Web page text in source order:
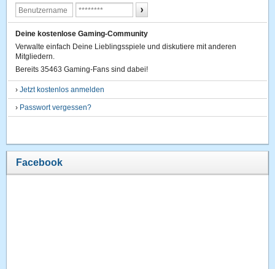
Deine kostenlose Gaming-Community
Verwalte einfach Deine Lieblingsspiele und diskutiere mit anderen
Mitgliedern.
Bereits 35463 Gaming-Fans sind dabei!
›Jetzt kostenlos anmelden
› Passwort vergessen?
Facebook